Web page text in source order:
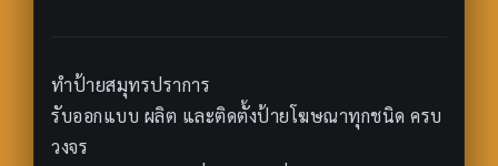
ทำป้ายสมุทรปราการ
รับออกแบบ ผลิต และติดตั้งป้ายโฆษณาทุกชนิด ครบ
วงจร